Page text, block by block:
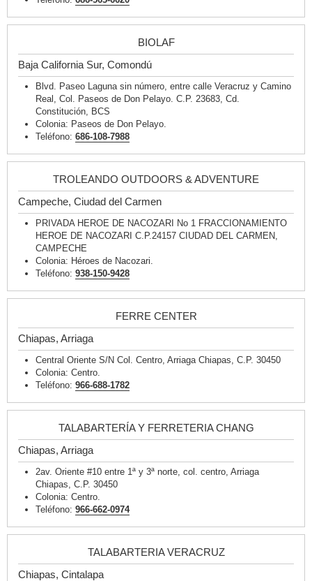
BIOLAF
Baja California Sur, Comondú
Blvd. Paseo Laguna sin número, entre calle Veracruz y Camino
Real, Col. Paseos de Don Pelayo. C.P. 23683, Cd.
Constitución, BCS
Colonia: Paseos de Don Pelayo.
Teléfono: 686-108-7988
TROLEANDO OUTDOORS & ADVENTURE
Campeche, Ciudad del Carmen
PRIVADA HEROE DE NACOZARI No 1 FRACCIONAMIENTO
HEROE DE NACOZARI C.P.24157 CIUDAD DEL CARMEN,
CAMPECHE
Colonia: Héroes de Nacozari.
Teléfono: 938-150-9428
FERRE CENTER
Chiapas, Arriaga
Central Oriente S/N Col. Centro, Arriaga Chiapas, C.P. 30450
Colonia: Centro.
Teléfono: 966-688-1782
TALABARTERÍA Y FERRETERIA CHANG
Chiapas, Arriaga
2av. Oriente #10 entre 1ª y 3ª norte, col. centro, Arriaga
Chiapas, C.P. 30450
Colonia: Centro.
Teléfono: 966-662-0974
TALABARTERIA VERACRUZ
Chiapas, Cintalapa